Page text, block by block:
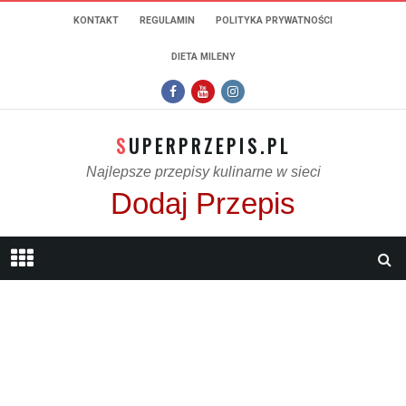
KONTAKT REGULAMIN POLITYKA PRYWATNOŚCI
DIETA MILENY
SUPERPRZEPIS.PL
Najlepsze przepisy kulinarne w sieci
Dodaj Przepis